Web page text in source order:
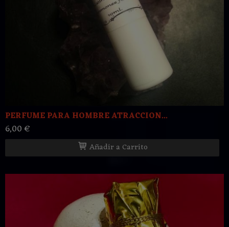
PERFUME PARA HOMBRE ATRACCION...
6,00 €
Añadir a Carrito